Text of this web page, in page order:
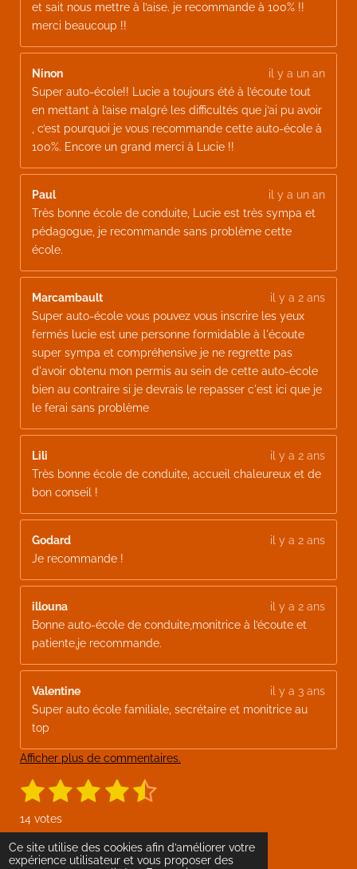
Ce site utilise des cookies afin d’améliorer votre
expérience utilisateur et vous proposer des
et sait nous mettre à l’aise. je recommande à 100% !!
merci beaucoup !!
Ninon
il y a un an
Super auto-école!! Lucie a toujours été à l’écoute tout
en mettant à l’aise malgré les difficultés que j’ai pu avoir
, c’est pourquoi je vous recommande cette auto-école à
100%. Encore un grand merci à Lucie !!
Paul
il y a un an
Très bonne école de conduite, Lucie est très sympa et
pédagogue, je recommande sans problème cette
école.
Marcambault
il y a 2 ans
Super auto-école vous pouvez vous inscrire les yeux
fermés lucie est une personne formidable à l'écoute
super sympa et compréhensive je ne regrette pas
d'avoir obtenu mon permis au sein de cette auto-école
bien au contraire si je devrais le repasser c'est ici que je
le ferai sans problème
Lili
il y a 2 ans
Très bonne école de conduite, accueil chaleureux et de
bon conseil !
Godard
il y a 2 ans
Je recommande !
illouna
il y a 2 ans
Bonne auto-école de conduite,monitrice à l’écoute et
patiente,je recommande.
Valentine
il y a 3 ans
Super auto école familiale, secrétaire et monitrice au
top
Afficher plus de commentaires.
É
a
l
u
1
é
t
2
é
t
3
t
4
t
5
t
E
y
e
r
14 votes
F